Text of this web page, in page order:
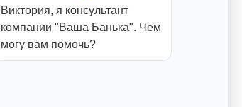
Виктория, я консультант
компании "Ваша Банька". Чем
могу вам помочь?